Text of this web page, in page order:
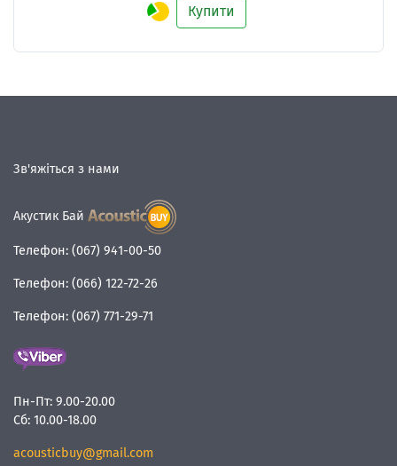
Купити
Зв'яжіться з нами
Акустик Бай
Телефон: (067) 941-00-50
Телефон: (066) 122-72-26
Телефон: (067) 771-29-71
Пн-Пт: 9.00-20.00
Сб: 10.00-18.00
acousticbuy@gmail.com